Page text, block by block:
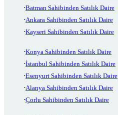
Batman Sahibinden Satılık Daire
Ankara Sahibinden Satılık Daire
Kayseri Sahibinden Satılık Daire
Konya Sahibinden Satılık Daire
İstanbul Sahibinden Satılık Daire
Esenyurt Sahibinden Satılık Daire
Alanya Sahibinden Satılık Daire
Çorlu Sahibinden Satılık Daire